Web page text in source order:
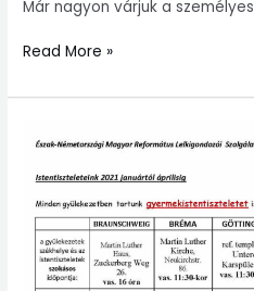
Már nagyon várjuk a személyes
Read More »
Istentisztelet